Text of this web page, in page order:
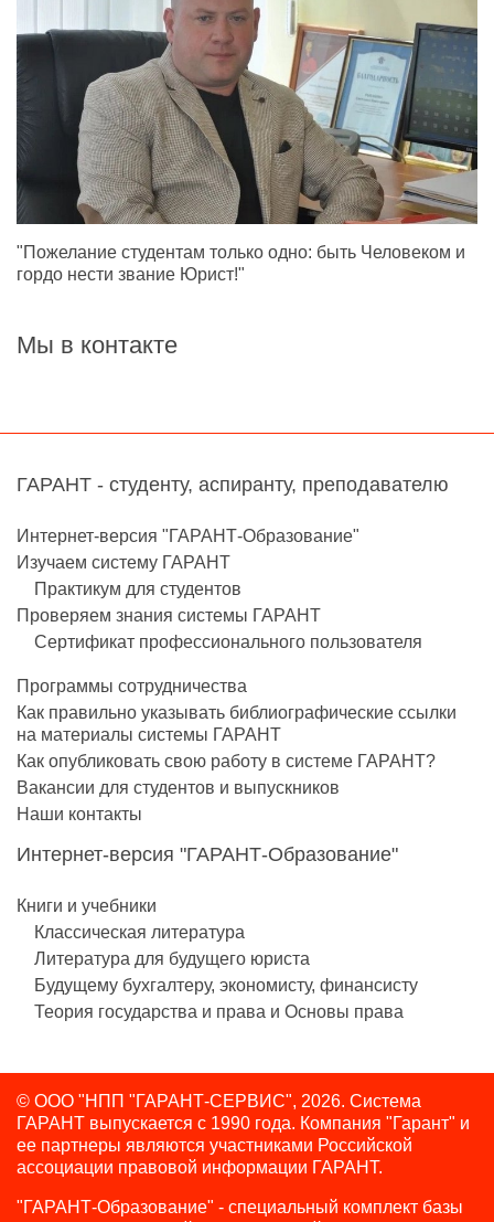
"Пожелание студентам только одно: быть Человеком и
гордо нести звание Юрист!"
Мы в контакте
ГАРАНТ - студенту, аспиранту, преподавателю
Интернет-версия "ГАРАНТ-Образование"
Изучаем систему ГАРАНТ
Практикум для студентов
Проверяем знания системы ГАРАНТ
Сертификат профессионального пользователя
Программы сотрудничества
Как правильно указывать библиографические ссылки
на материалы системы ГАРАНТ
Как опубликовать свою работу в системе ГАРАНТ?
Вакансии для студентов и выпускников
Наши контакты
Интернет-версия "ГАРАНТ-Образование"
Книги и учебники
Классическая литература
Литература для будущего юриста
Будущему бухгалтеру, экономисту, финансисту
Теория государства и права и Основы права
© ООО "НПП "ГАРАНТ-СЕРВИС", 2026. Система
ГАРАНТ выпускается с 1990 года. Компания "Гарант" и
ее партнеры являются участниками Российской
ассоциации правовой информации ГАРАНТ.
"ГАРАНТ-Образование" - специальный комплект базы